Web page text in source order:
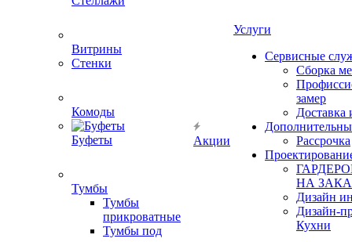
Витрины
Стенки
Комоды
Буфеты
Тумбы
Тумбы
прикроватные
Тумбы под
Акции
Услуги
Сервисные
Сборка
замер
Доставка
Рассрочка
НА
Дизайн
Дизайн-
Кухни